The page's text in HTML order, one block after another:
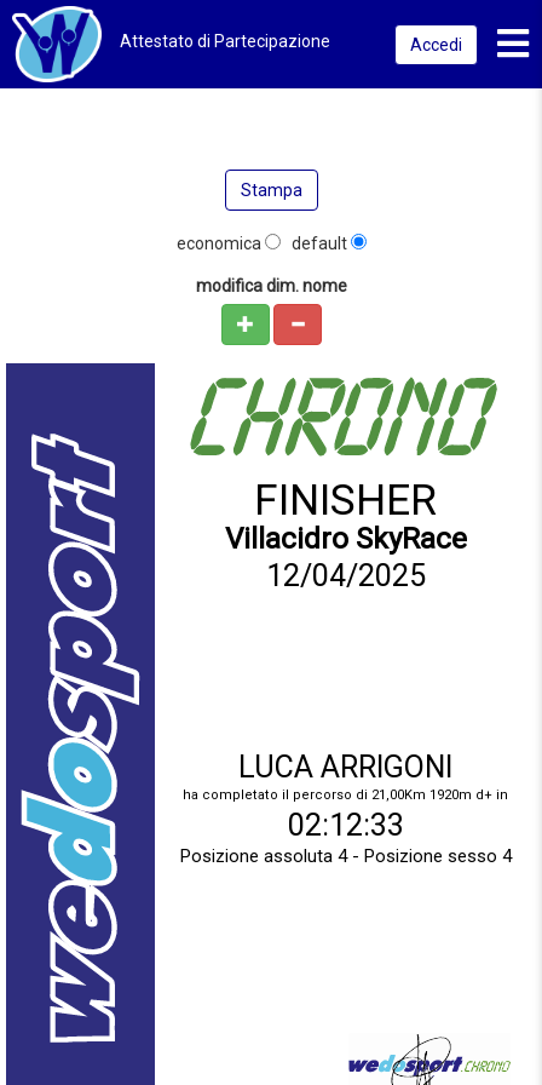
Attestato di Partecipazione Accedi
Stampa
economica default
modifica dim. nome
FINISHER
Villacidro SkyRace
LUCA ARRIGONI
ha completato il percorso di 21,00Km 1920m d+ in
Posizione assoluta 4 - Posizione sesso 4
02:12:33
12/04/2025